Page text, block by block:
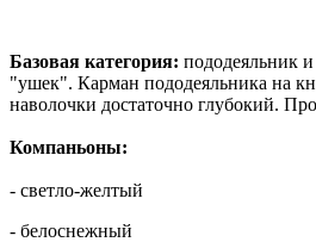
Базовая категория: пододеяльник
"ушек". Карман пододеяльника на
наволочки достаточно глубокий.
Компаньоны:
- светло-желтый
- белоснежный